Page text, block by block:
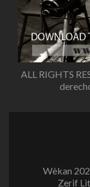
ALL RIGHTS
Wèkan
Zerif